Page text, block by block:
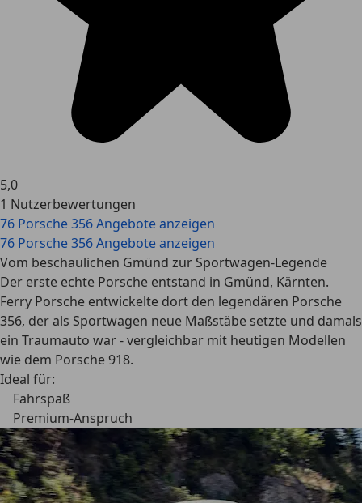
5,0
1 Nutzerbewertungen
76 Porsche 356 Angebote anzeigen
76 Porsche 356 Angebote anzeigen
Vom beschaulichen Gmünd zur Sportwagen-Legende
Der erste echte Porsche entstand in Gmünd, Kärnten.
Ferry Porsche entwickelte dort den legendären Porsche
356, der als Sportwagen neue Maßstäbe setzte und damals
ein Traumauto war - vergleichbar mit heutigen Modellen
wie dem Porsche 918.
Ideal für:
Fahrspaß
Premium-Anspruch